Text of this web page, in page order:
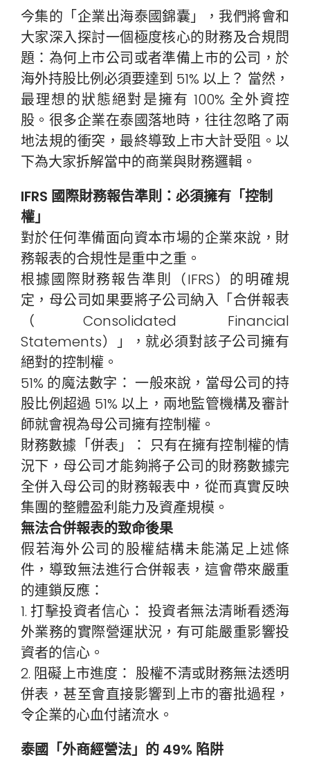
今集的「企業出海泰國錦囊」，我們將會和
大家深入探討一個極度核心的財務及合規問
題：為何上市公司或者準備上市的公司，於
海外持股比例必須要達到 51% 以上？ 當然，
最理想的狀態絕對是擁有 100% 全外資控
股。很多企業在泰國落地時，往往忽略了兩
地法規的衝突，最終導致上市大計受阻。以
下為大家拆解當中的商業與財務邏輯。
IFRS 國際財務報告準則：必須擁有「控制
權」
對於任何準備面向資本市場的企業來說，財
務報表的合規性是重中之重。
根據國際財務報告準則（IFRS）的明確規
定，母公司如果要將子公司納入「合併報表
（Consolidated Financial
Statements）」，就必須對該子公司擁有
絕對的控制權。
51% 的魔法數字： 一般來說，當母公司的持
股比例超過 51% 以上，兩地監管機構及審計
師就會視為母公司擁有控制權。
財務數據「併表」： 只有在擁有控制權的情
況下，母公司才能夠將子公司的財務數據完
全併入母公司的財務報表中，從而真實反映
集團的整體盈利能力及資產規模。
無法合併報表的致命後果
假若海外公司的股權結構未能滿足上述條
件，導致無法進行合併報表，這會帶來嚴重
的連鎖反應：
1. 打擊投資者信心： 投資者無法清晰看透海
外業務的實際營運狀況，有可能嚴重影響投
資者的信心。
2. 阻礙上市進度： 股權不清或財務無法透明
併表，甚至會直接影響到上市的審批過程，
令企業的心血付諸流水。
泰國「外商經營法」的 49% 陷阱